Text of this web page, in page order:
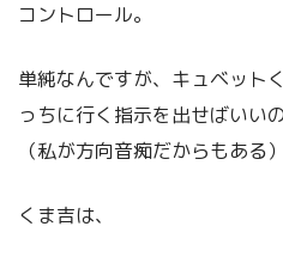
コントロール。
単純なんですが、キュベット
っちに行く指示を出せばいい
（私が方向音痴だからもある）
くま吉は、